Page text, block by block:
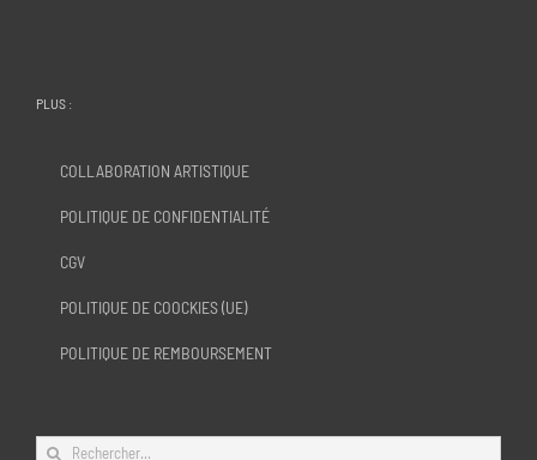
PLUS :
COLLABORATION ARTISTIQUE
POLITIQUE DE CONFIDENTIALITÉ
CGV
POLITIQUE DE COOCKIES (UE)
POLITIQUE DE REMBOURSEMENT
Rechercher: